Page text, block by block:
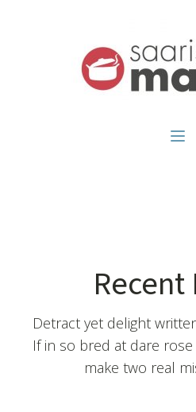
Recent
Detract yet delight
If in so bred at dare
make two real